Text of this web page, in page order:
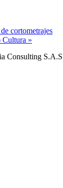
cortometrajes
Cultura »
Consulting